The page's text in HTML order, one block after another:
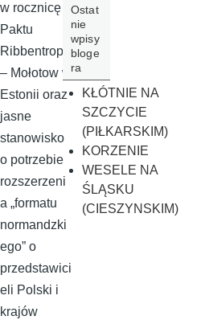
w rocznicę
Paktu
Ribbentrop
– Mołotow w
Estonii oraz
jasne
stanowisko
o potrzebie
rozszerzeni
a „formatu
normandzki
ego” o
przedstawici
eli Polski i
krajów
Ostat
nie
wpisy
bloge
ra
KŁÓTNIE NA
SZCZYCIE
(PIŁKARSKIM)
KORZENIE
WESELE NA
ŚLĄSKU
(CIESZYNSKIM)